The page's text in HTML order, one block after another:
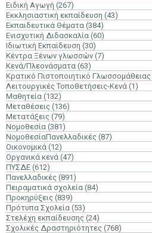
Ειδική Αγωγή (267)
Εκκλησιαστική εκπαίδευση (43)
Εκπαιδευτικά Θέματα (384)
Ενισχυτική Διδασκαλία (60)
Ιδιωτική Εκπαίδευση (30)
Κέντρα Ξένων γλωσσών (7)
Κενά/Πλεονάσματα (63)
Κρατικό Πιστοποιητικό Γλωσσομάθειας
Λειτουργικές Τοποθετήσεις-Κενά (1)
Μαθητεία (132)
Μεταθέσεις (136)
Μετατάξεις (79)
Νομοθεσία (381)
ΝομοθεσίαΠανελλαδικές (87)
Οικονομικά (12)
Οργανικά κενά (47)
ΠΥΣΔΕ (612)
Πανελλαδικές (891)
Πειραματικά σχολεία (84)
Προκηρύξεις (839)
Πρότυπα Σχολεία (53)
Στελέχη εκπαίδευσης (24)
Σχολικές Δραστηριότητες (768)